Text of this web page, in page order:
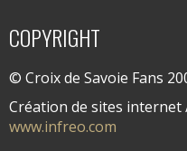
COPYRIGHT
© Croix de Savoie Fans
Création de sites
www.infreo.com